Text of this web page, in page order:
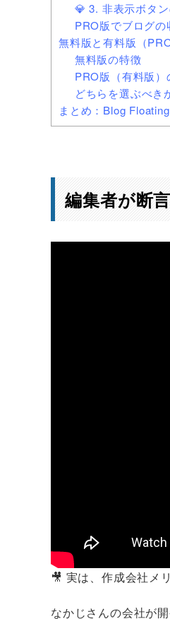
💎 3. 非表示ボタ
PRO版でブログの
無料版と有料版（
無料版の特徴
PRO版（有料版）
どちらを選ぶべき
まとめ：Blog
編集者が断
🎥 実は、作成会社メ
なかじさんの会社が